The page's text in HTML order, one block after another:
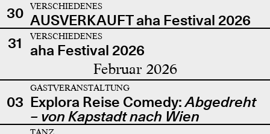
30
VERSCHIEDENES
AUSVERKAUFT aha Festival 2026
31
VERSCHIEDENES
aha Festival 2026
Februar 2026
03
GASTVERANSTALTUNG
Explora Reise Comedy:Abgedreht
– von Kapstadt nach Wien